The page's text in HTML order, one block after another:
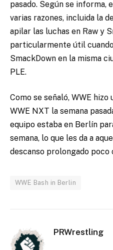
pasado. Según se
varias razones, incluida la
apilar las luchas en Raw y
particularmente útil
SmackDown en la misma
PLE.
Como se señaló, WWE
WWE NXT la semana
equipo estaba en Berlín
semana, lo que les da a
descanso prolongado poco
WWE Bash in Berlin
PRWrestling